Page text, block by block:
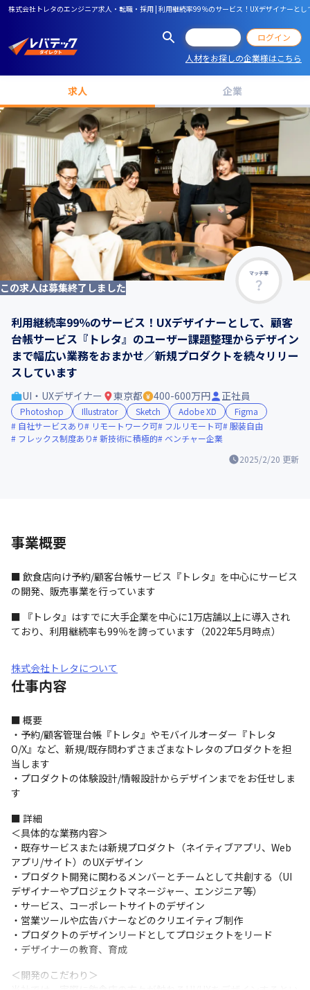
株式会社トレタのエンジニア求人・転職・採用 | 利用継続率99％のサービス！UXデザイナーと
ログイン
人材をお探しの企業様はこちら
求人 企業
マッチ率
この求人は募集終了しました
利用継続率99％のサービス！UXデザイナーとして、顧客
台帳サービス『トレタ』のユーザー課題整理からデザイン
まで幅広い業務をおまかせ／新規プロダクトを続々リリー
スしています
2025/2/20 更新
UI・UXデザイナー 東京都 400-600万円 正社員
Photoshop Illustrator Sketch Adobe XD
Figma
自社サービスあり
リモートワーク可 フルリモート可 服装自由
フレックス制度あり
新技術に積極的 ベンチャー企業
事業概要
■ 飲食店向け予約/顧客台帳サービス『トレタ』を中心にサービス
の開発、販売事業を行っています
■ 『トレタ』はすでに大手企業を中心に1万店舗以上に導入され
ており、利用継続率も99％を誇っています（2022年5月時点）
株式会社トレタについて
仕事内容
■ 概要
・予約/顧客管理台帳『トレタ』やモバイルオーダー『トレタ
O/X』など、新規/既存問わずさまざまなトレタのプロダクトを担
当します
・プロダクトの体験設計/情報設計からデザインまでをお任せしま
す
■ 詳細
＜具体的な業務内容＞
・既存サービスまたは新規プロダクト（ネイティブアプリ、Web
アプリ/サイト）のUXデザイン
・プロダクト開発に関わるメンバーとチームとして共創する（UI
デザイナーやプロジェクトマネージャー、エンジニア等）
・サービス、コーポレートサイトのデザイン
・営業ツールや広告バナーなどのクリエイティブ制作
・プロダクトのデザインリードとしてプロジェクトをリード
・デザイナーの教育、育成
＜開発のこだわり＞